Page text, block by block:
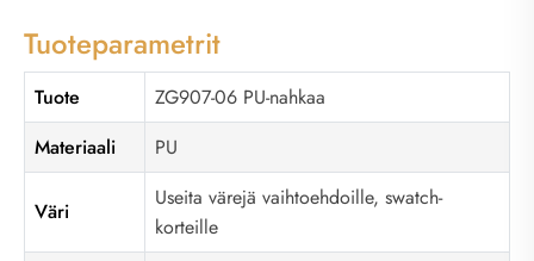
Tuoteparametrit
Tuote
ZG907-06 PU-nahkaa
Materiaali
PU
Väri
Useita värejä vaihtoehdoille, swatch-
korteille